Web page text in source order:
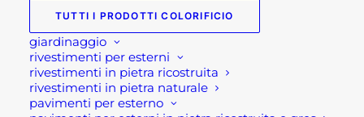
TUTTI I PRODOTTI COLORIFICIO
giardinaggio
rivestimenti per esterni
rivestimenti in pietra ricostruita
rivestimenti in pietra naturale
pavimenti per esterno
VALIGETTA
UTENSILI
22
PZ.
quantità
AGGIUNGI AL CARRELLO
SKU
FB0VAUT22
Categorie
FERRAMENTA